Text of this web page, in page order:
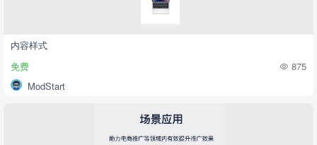
内容样式
875
免费
ModStart